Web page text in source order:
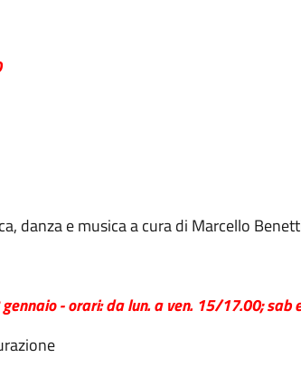
danza e musica a cura di Marcello
- orari: da lun. a ven. 15/17.00;